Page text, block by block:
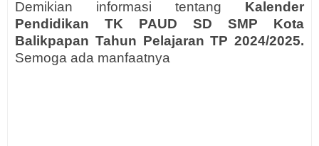
Demikian informasi tentang Kalender
Pendidikan TK PAUD SD SMP Kota
Balikpapan Tahun Pelajaran TP 2024/2025.
Semoga ada manfaatnya